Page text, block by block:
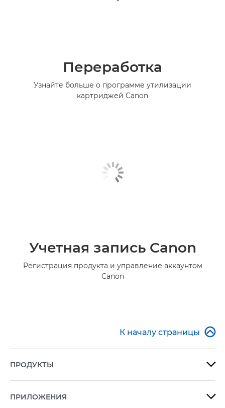
Переработка
Узнайте больше о программе утилизации
картриджей Canon
Учетная запись Canon
Регистрация продукта и управление аккаунтом
Canon
К началу страницы 
ПРОДУКТЫ 
ПРИЛОЖЕНИЯ 